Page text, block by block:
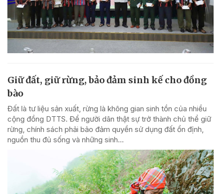
Giữ đất, giữ rừng, bảo đảm sinh kế cho đồng
bào
Đất là tư liệu sản xuất, rừng là không gian sinh tồn của nhiều
cộng đồng DTTS. Để người dân thật sự trở thành chủ thể giữ
rừng, chính sách phải bảo đảm quyền sử dụng đất ổn định,
nguồn thu đủ sống và những sinh...